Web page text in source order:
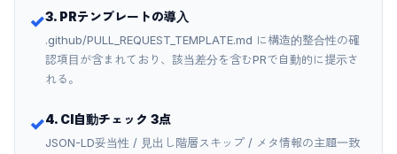
✓3. PRテンプレートの導入
.github/PULL_REQUEST_TEMPLATE.md に構造的整合性の確
認項目が含まれており、該当差分を含むPRで自動的に提示さ
れる。
✓4. CI自動チェック 3点
JSON-LD妥当性 / 見出し階層スキップ / メタ情報の主題一致